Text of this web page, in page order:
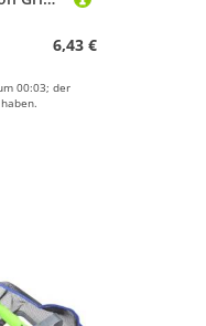
6,43 €
00:03; der